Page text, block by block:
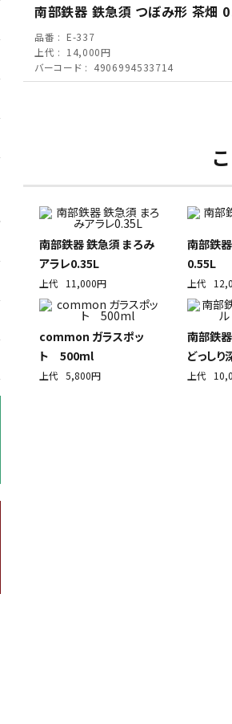
南部鉄器 鉄急須 つぼみ形 茶畑
品番
E-337
上代
14,000円
バーコード
4906994533714
南部鉄器 鉄急須 まろみ
アラレ0.35L
上代 11,000円
南部鉄
0.55L
上代
common ガラスポッ
ト 500ml
上代 5,800円
南部鉄
どっしり
上代